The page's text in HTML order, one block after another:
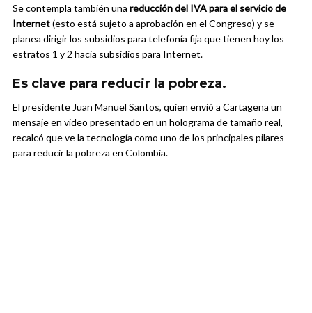
Se contempla también una reducción del IVA para el servicio de
Internet(esto está sujeto a aprobación en el Congreso) y se
planea dirigir los subsidios para telefonía fija que tienen hoy los
estratos 1 y 2 hacia subsidios para Internet.
Es clave para reducir la pobreza.
El presidente Juan Manuel Santos, quien envió a Cartagena un
mensaje en video presentado en un holograma de tamaño real,
recalcó que ve la tecnología como uno de los principales pilares
para reducir la pobreza en Colombia.